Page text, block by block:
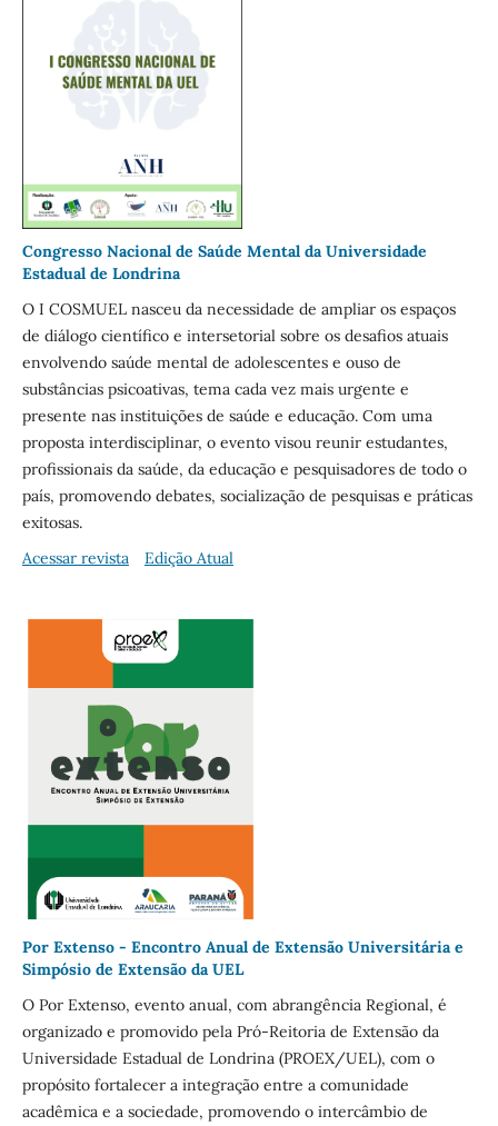
Congresso Nacional de Saúde Mental da Universidade
Estadual de Londrina
O I COSMUEL nasceu da necessidade de ampliar os espaços
de diálogo científico e intersetorial sobre os desafios atuais
envolvendo saúde mental de adolescentes e ouso de
substâncias psicoativas, tema cada vez mais urgente e
presente nas instituições de saúde e educação. Com uma
proposta interdisciplinar, o evento visou reunir estudantes,
profissionais da saúde, da educação e pesquisadores de todo o
país, promovendo debates, socialização de pesquisas e práticas
exitosas.
Acessar revista
Edição Atual
Por Extenso - Encontro Anual de Extensão Universitária e
Simpósio de Extensão da UEL
O Por Extenso, evento anual, com abrangência Regional, é
organizado e promovido pela Pró-Reitoria de Extensão da
Universidade Estadual de Londrina (PROEX/UEL), com o
propósito fortalecer a integração entre a comunidade
acadêmica e a sociedade, promovendo o intercâmbio de